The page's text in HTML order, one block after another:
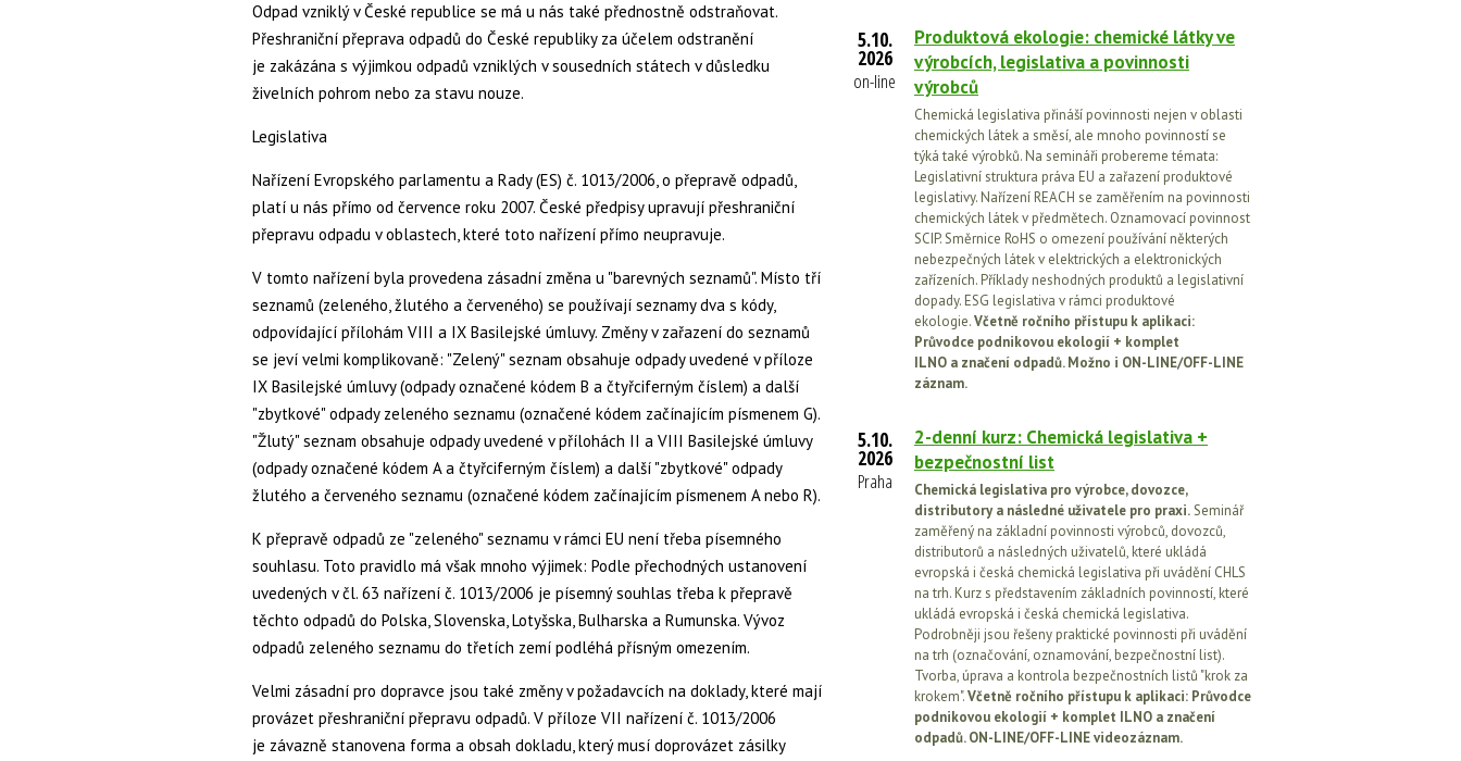
Odpad vzniklý v České republice se má u nás také přednostně odstraňovat.
Přeshraniční přeprava odpadů do České republiky za účelem odstranění
je zakázána s výjimkou odpadů vzniklých v sousedních státech v důsledku
živelních pohrom nebo za stavu nouze.
Legislativa
Nařízení Evropského parlamentu a Rady (ES) č. 1013/2006, o přepravě odpadů,
platí u nás přímo od července roku 2007. České předpisy upravují přeshraniční
přepravu odpadu v oblastech, které toto nařízení přímo neupravuje.
V tomto nařízení byla provedena zásadní změna u "barevných seznamů". Místo tří
seznamů (zeleného, žlutého a červeného) se používají seznamy dva s kódy,
odpovídající přílohám VIII a IX Basilejské úmluvy. Změny v zařazení do seznamů
se jeví velmi komplikovaně: "Zelený" seznam obsahuje odpady uvedené v příloze
IX Basilejské úmluvy (odpady označené kódem B a čtyřciferným číslem) a další
"zbytkové" odpady zeleného seznamu (označené kódem začínajícím písmenem G).
"Žlutý" seznam obsahuje odpady uvedené v přílohách II a VIII Basilejské úmluvy
(odpady označené kódem A a čtyřciferným číslem) a další "zbytkové" odpady
žlutého a červeného seznamu (označené kódem začínajícím písmenem A nebo R).
K přepravě odpadů ze "zeleného" seznamu v rámci EU není třeba písemného
souhlasu. Toto pravidlo má však mnoho výjimek: Podle přechodných ustanovení
uvedených v čl. 63 nařízení č. 1013/2006 je písemný souhlas třeba k přepravě
těchto odpadů do Polska, Slovenska, Lotyšska, Bulharska a Rumunska. Vývoz
odpadů zeleného seznamu do třetích zemí podléhá přísným omezením.
Velmi zásadní pro dopravce jsou také změny v požadavcích na doklady, které mají
provázet přeshraniční přepravu odpadů. V příloze VII nařízení č. 1013/2006
je závazně stanovena forma a obsah dokladu, který musí doprovázet zásilky
5.10.
2026
on-line
Produktová ekologie: chemické látky ve
výrobcích, legislativa a povinnosti
výrobců
Chemická legislativa přináší povinnosti nejen v oblasti
chemických látek a směsí, ale mnoho povinností se
týká také výrobků. Na semináři probereme témata:
Legislativní struktura práva EU a zařazení produktové
legislativy. Nařízení REACH se zaměřením na povinnosti
chemických látek v předmětech. Oznamovací povinnost
SCIP. Směrnice RoHS o omezení používání některých
nebezpečných látek v elektrických a elektronických
zařízeních. Příklady neshodných produktů a legislativní
dopady. ESG legislativa v rámci produktové
ekologie.Včetně ročního přístupu k aplikaci:
Průvodce podnikovou ekologií + komplet
ILNO a značení odpadů. Možno i ON-LINE/OFF-LINE
záznam.
5.10.
2026
Praha
2-denní kurz: Chemická legislativa +
bezpečnostní list
Chemická legislativa pro výrobce, dovozce,
distributory a následné uživatele pro praxi.Seminář
zaměřený na základní povinnosti výrobců, dovozců,
distributorů a následných uživatelů, které ukládá
evropská i česká chemická legislativa při uvádění CHLS
na trh. Kurz s představením základních povinností, které
ukládá evropská i česká chemická legislativa.
Podrobněji jsou řešeny praktické povinnosti při uvádění
na trh (označování, oznamování, bezpečnostní list).
Tvorba, úprava a kontrola bezpečnostních listů "krok za
krokem".Včetně ročního přístupu k aplikaci: Průvodce
podnikovou ekologií + komplet ILNO a značení
odpadů. ON-LINE/OFF-LINE videozáznam.